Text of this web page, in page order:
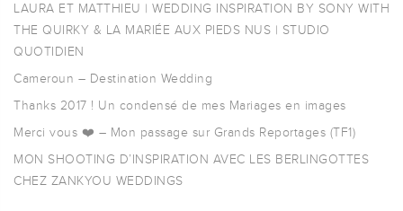
LAURA ET MATTHIEU | WEDDING INSPIRATION BY SONY WITH
THE QUIRKY & LA MARIÉE AUX PIEDS NUS | STUDIO
QUOTIDIEN
Cameroun – Destination Wedding
Thanks 2017 ! Un condensé de mes Mariages en images
Merci vous ❤️ – Mon passage sur Grands Reportages (TF1)
MON SHOOTING D’INSPIRATION AVEC LES BERLINGOTTES
CHEZ ZANKYOU WEDDINGS